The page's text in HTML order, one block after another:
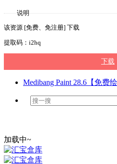
说明
该资源 [免费、免注册] 下载
提取码：i2hq
下载
Medibang Paint 28.6【免费
加载中~